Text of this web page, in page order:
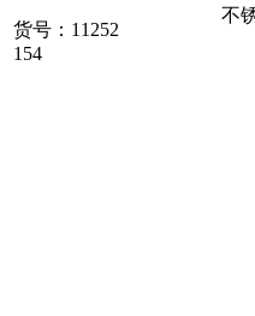
货号：11252
154
不